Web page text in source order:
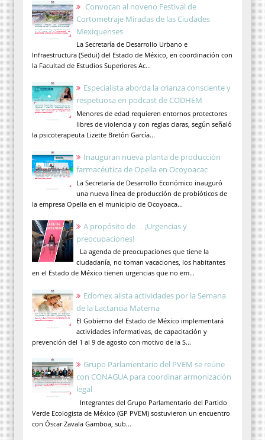
Convocan al noveno Festival de
Cortometraje Miradas de las Ciudades
Mexiquenses
La Secretaría de Desarrollo Urbano e
Infraestructura (Sedui) del Estado de México, en coordinación con
la Facultad de Estudios Superiores Ac...
Especialista aborda la crianza consciente y
respetuosa en podcast de CODHEM
Menores de edad requieren entornos protectores
libres de violencia y con reglas claras, según señaló
la psicoterapeuta Lizette Bretón García...
Inauguran nueva planta de producción
farmacéutica de Opella en Ocoyoacac
La Secretaría de Desarrollo Económico inauguró
una nueva línea de producción de probióticos de
la empresa Opella en el municipio de Ocoyoaca...
A propósito de… ¡Urgencias y
preocupaciones!
La agenda de preocupaciones que tiene la
ciudadanía, no toman vacaciones, los habitantes
en el Estado de México tienen urgencias que no em...
Edomex alista actividades por la Semana
de la Lactancia Materna
El Gobierno del Estado de México implementará
actividades informativas, de capacitación y
prevención del 1 al 9 de agosto con motivo de la S...
Grupo Parlamentario del PVEM se reúne
con CONAGUA para coordinar armonización
legal
Integrantes del Grupo Parlamentario del Partido
Verde Ecologista de México (GP PVEM) sostuvieron un encuentro
con Óscar Zavala Gamboa, sub...